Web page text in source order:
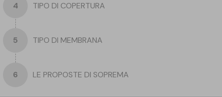
TIPO DI COPERTURA
TIPO DI MEMBRANA
LE PROPOSTE DI SOPREMA